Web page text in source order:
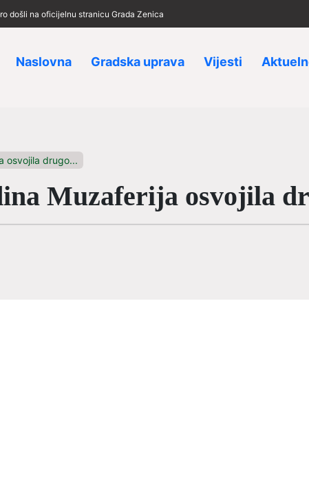
došli na oficijelnu stranicu Grada Zenica
Naslovna Gradska uprava Vijesti
osvojila drugo...
Muzaferija osvojila